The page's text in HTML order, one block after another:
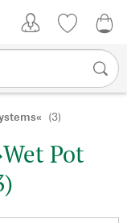
(3)
Pot